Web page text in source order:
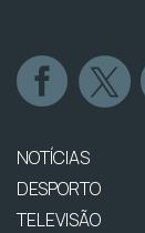
NOTÍCIAS
DESPORTO
TELEVISÃO